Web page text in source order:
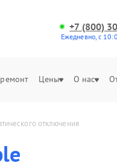
+7 (800)
Ежедневно, с
Цены О нас
отключения